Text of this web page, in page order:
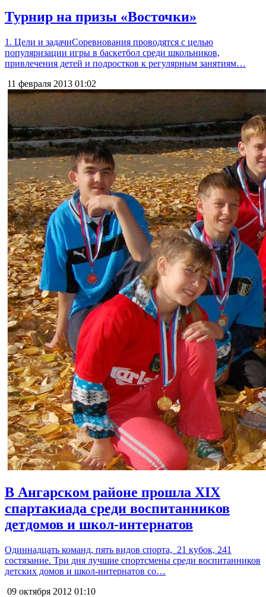
Турнир на призы «Восточки»
1. Цели и задачиСоревнования проводятся с целью
популяризации игры в баскетбол среди школьников,
привлечения детей и подростков к регулярным занятиям…
11 февраля 2013 01:02
В Ангарском районе прошла XIX
спартакиада среди воспитанников
детдомов и школ-интернатов
Одиннадцать команд, пять видов спорта, 21 кубок, 241
состязание. Три дня лучшие спортсмены среди воспитанников
детских домов и школ-интернатов со…
09 октября 2012 01:10